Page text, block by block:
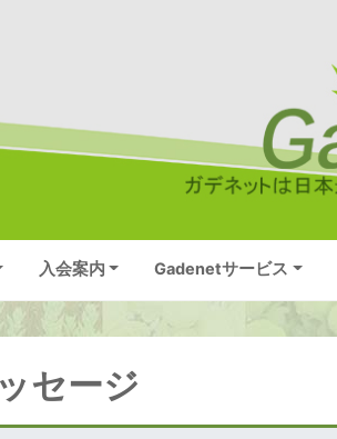
入会案内 Gadenetサービス
セージ